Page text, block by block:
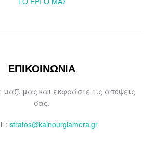
ΕΠΙΚΟΙΝΩΝΙΑ
μαζί μας και εκφράστε τις απόψεις
σας.
: stratos@kainourgiamera.gr